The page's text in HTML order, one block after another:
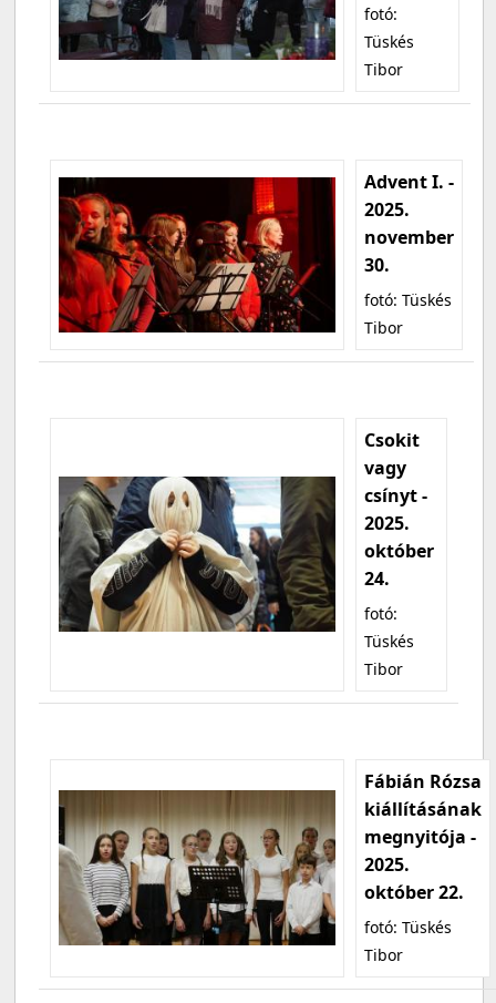
fotó:
Tüskés
Tibor
Advent I. -
2025.
november
30.
fotó: Tüskés
Tibor
Csokit
vagy
csínyt -
2025.
október
24.
fotó:
Tüskés
Tibor
Fábián Rózsa
kiállításának
megnyitója -
2025.
október 22.
fotó: Tüskés
Tibor